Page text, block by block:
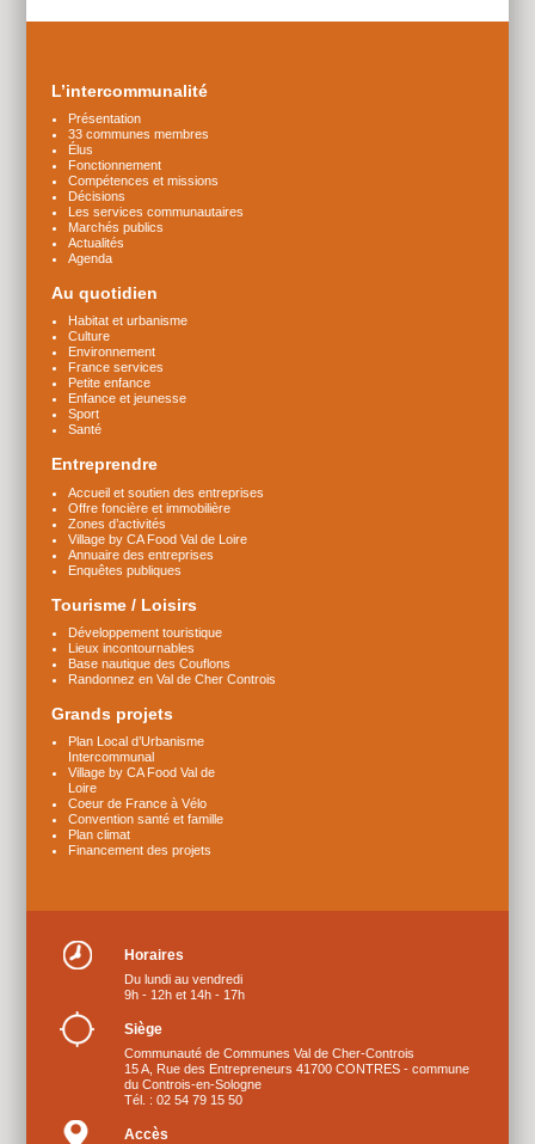
L’intercommunalité
Présentation
33 communes membres
Élus
Fonctionnement
Compétences et missions
Décisions
Les services communautaires
Marchés publics
Actualités
Agenda
Au quotidien
Habitat et urbanisme
Culture
Environnement
France services
Petite enfance
Enfance et jeunesse
Sport
Santé
Entreprendre
Accueil et soutien des entreprises
Offre foncière et immobilière
Zones d’activités
Village by CA Food Val de Loire
Annuaire des entreprises
Enquêtes publiques
Tourisme / Loisirs
Développement touristique
Lieux incontournables
Base nautique des Couflons
Randonnez en Val de Cher Controis
Grands projets
Plan Local d’Urbanisme
Intercommunal
Village by CA Food Val de
Loire
Coeur de France à Vélo
Convention santé et famille
Plan climat
Financement des projets
Horaires
Du lundi au vendredi
9h - 12h et 14h - 17h
Siège
Communauté de Communes Val de Cher-Controis
15 A, Rue des Entrepreneurs 41700 CONTRES - commune
du Controis-en-Sologne
Tél. : 02 54 79 15 50
Accès